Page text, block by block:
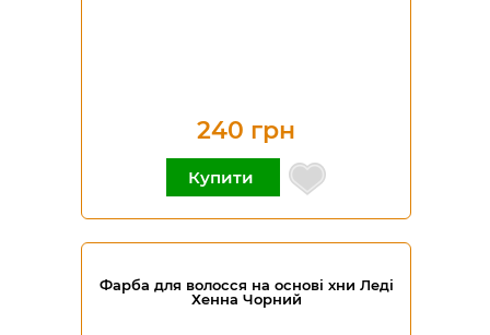
240 грн
Купити
Фарба для волосся на основі хни Леді
Хенна Чорний